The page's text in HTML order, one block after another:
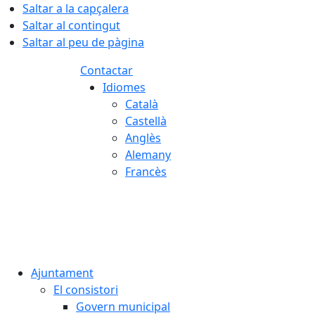
Saltar a la capçalera
Saltar al contingut
Saltar al peu de pàgina
Contactar
Idiomes
Català
Castellà
Anglès
Alemany
Francès
Ajuntament
El consistori
Govern municipal